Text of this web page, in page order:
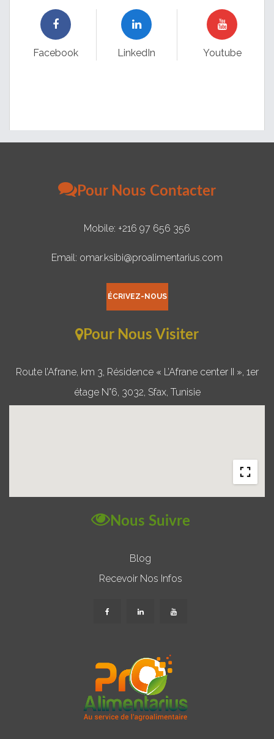
Facebook LinkedIn Youtube
Pour Nous Contacter
Mobile: +216 97 656 356
Email: omar.ksibi@proalimentarius.com
ÉCRIVEZ-NOUS
Pour Nous Visiter
Route l’Afrane, km 3, Résidence « L’Afrane center II », 1er
étage N°6, 3032, Sfax, Tunisie
Nous Suivre
Blog
Recevoir Nos Infos